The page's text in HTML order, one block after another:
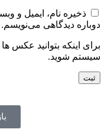
ذخیره نام، ایمیل و
دوباره دیدگاهی می‌نویسم.
برای اینکه بتوانید عکس
سیستم شوید.